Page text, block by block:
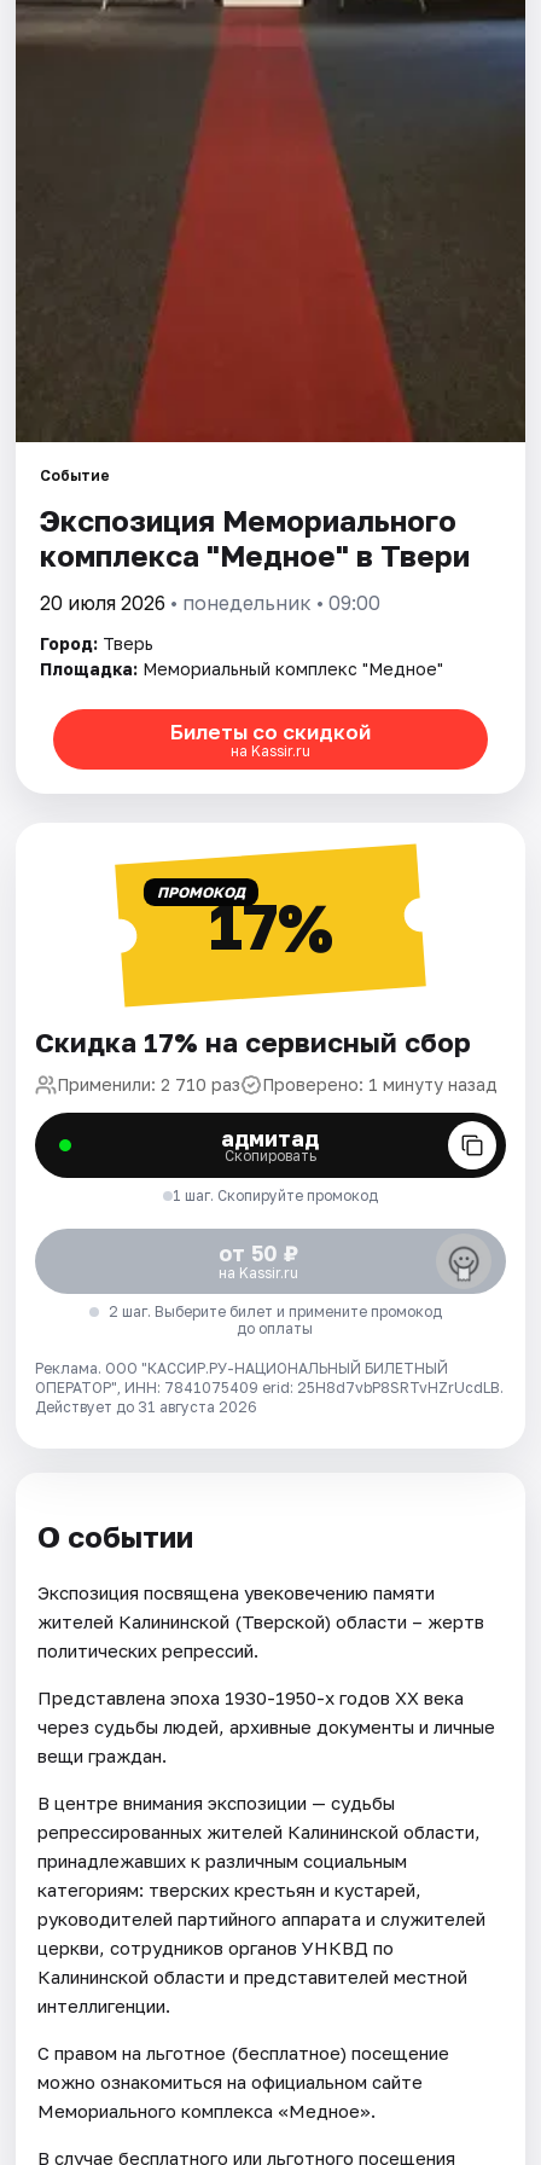
Событие
Экспозиция Мемориального
комплекса "Медное" в Твери
20 июля 2026 • понедельник • 09:00
Город: Тверь
Площадка: Мемориальный комплекс "Медное"
Билеты со скидкой
на Kassir.ru
ПРОМОКОД17%
Скидка 17% на сервисный сбор
Применили: 2 710 раз Проверено: 1 минуту назад
адмитад
Скопировать
1 шаг. Скопируйте промокод
от 50 ₽
на Kassir.ru
2 шаг. Выберите билет и примените промокод
до оплаты
Реклама. ООО "КАССИР.РУ-НАЦИОНАЛЬНЫЙ БИЛЕТНЫЙ
ОПЕРАТОР", ИНН: 7841075409 erid: 25H8d7vbP8SRTvHZrUcdLB.
Действует до 31 августа 2026
О событии
Экспозиция посвящена увековечению памяти
жителей Калининской (Тверской) области – жертв
политических репрессий.
Представлена эпоха 1930-1950-х годов ХХ века
через судьбы людей, архивные документы и личные
вещи граждан.
В центре внимания экспозиции — судьбы
репрессированных жителей Калининской области,
принадлежавших к различным социальным
категориям: тверских крестьян и кустарей,
руководителей партийного аппарата и служителей
церкви, сотрудников органов УНКВД по
Калининской области и представителей местной
интеллигенции.
С правом на льготное (бесплатное) посещение
можно ознакомиться на официальном сайте
Мемориального комплекса «Медное».
В случае бесплатного или льготного посещения